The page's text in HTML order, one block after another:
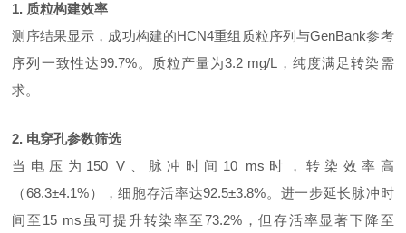
1. 质粒构建效率
测序结果显示，成功构建的HCN4重组质粒序列与GenBank参考
序列一致性达99.7%。质粒产量为3.2 mg/L，纯度满足转染需
求。
2. 电穿孔参数筛选
当电压为 150 V、脉冲时间10 ms时，转染效率高
（68.3±4.1%），细胞存活率达92.5±3.8%。进一步延长脉冲时
间至15 ms虽可提升转染率至73.2%，但存活率显著下降至